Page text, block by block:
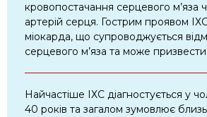
кровопостачання серцевого м’яза
артерій серця. Гострим проявом
міокарда, що супроводжується
серцевого м’яза та може призвести
Найчастіше ІХС діагностується у
40 років та загалом зумовлює